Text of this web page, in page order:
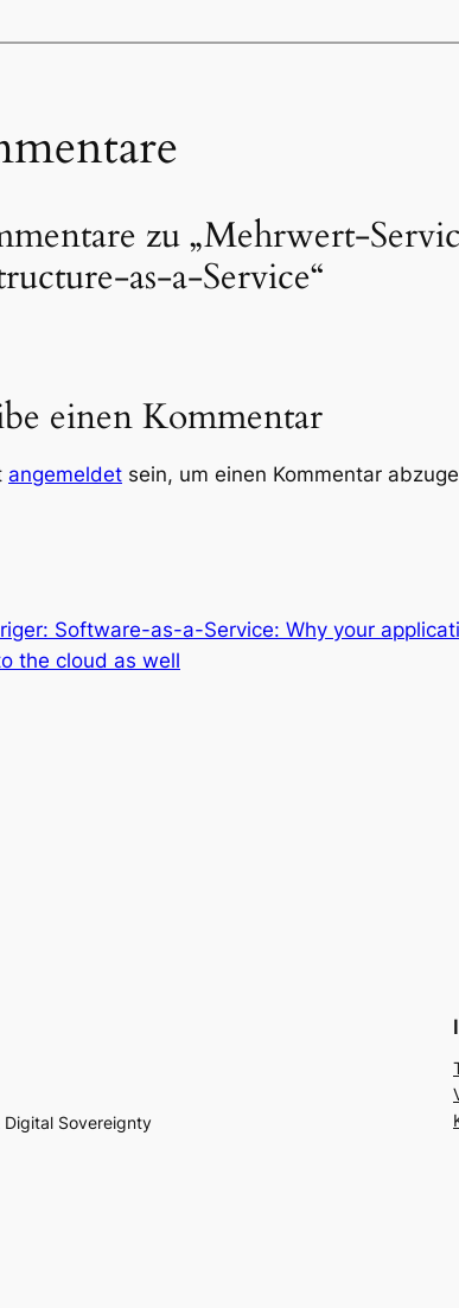
zu „Mehrwert-
as-a-Service“
einen Kommentar
angemeldet sein, um einen Kommentar
Software-as-a-Service: Why your
the cloud as well
Digital Sovereignty